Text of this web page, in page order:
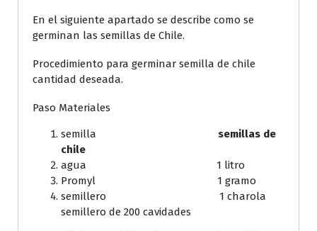
En el siguiente apartado se describe como se
germinan las semillas de Chile.
Procedimiento para germinar semilla de chile
cantidad deseada.
Paso Materiales
semilla
semillas de
chile
agua 1 litro
Promyl 1 gramo
semillero 1 charola
semillero de 200 cavidades